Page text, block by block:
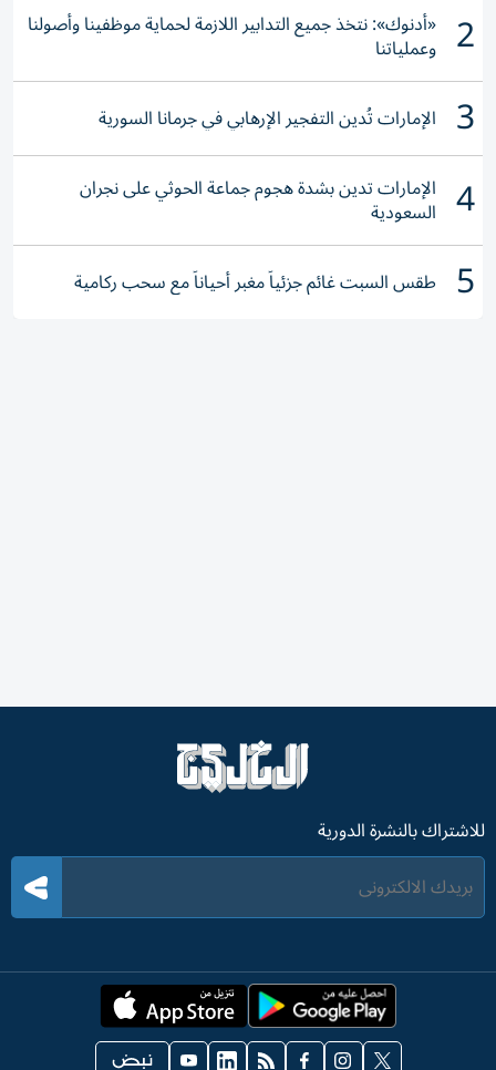
2 «أدنوك»: نتخذ جميع التدابير اللازمة لحماية موظفينا وأصولنا
وعملياتنا
3 الإمارات تُدين التفجير الإرهابي في جرمانا السورية
4 الإمارات تدين بشدة هجوم جماعة الحوثي على نجران
السعودية
5 طقس السبت غائم جزئياً مغبر أحياناً مع سحب ركامية
للاشتراك بالنشرة الدورية